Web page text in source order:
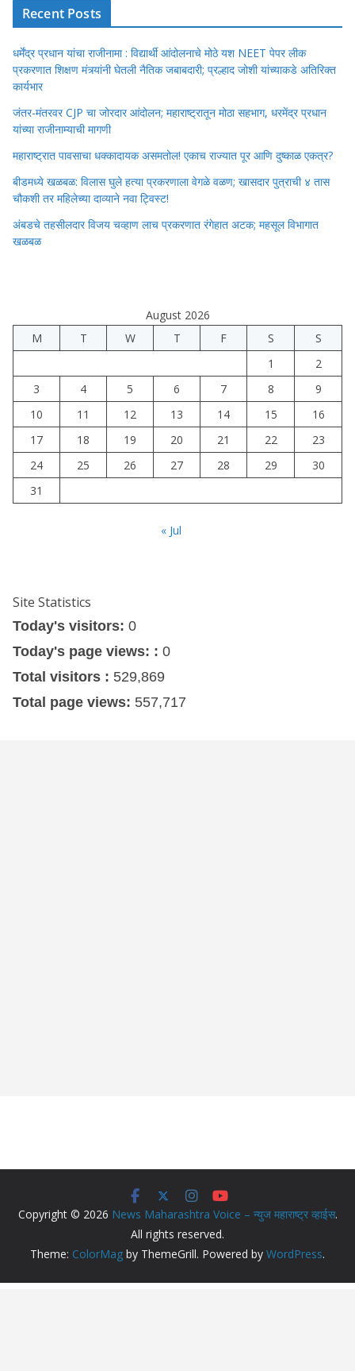
Recent Posts
धर्मेंद्र प्रधान यांचा राजीनामा : विद्यार्थी आंदोलनाचे मोठे यश NEET पेपर लीक
प्रकरणात शिक्षण मंत्र्यांनी घेतली नैतिक जबाबदारी; प्रल्हाद जोशी यांच्याकडे अतिरिक्त
कार्यभार
जंतर-मंतरवर CJP चा जोरदार आंदोलन; महाराष्ट्रातून मोठा सहभाग, धरमेंद्र प्रधान
यांच्या राजीनाम्याची मागणी
महाराष्ट्रात पावसाचा धक्कादायक असमतोल! एकाच राज्यात पूर आणि दुष्काळ एकत्र?
बीडमध्ये खळबळ: विलास घुले हत्या प्रकरणाला वेगळे वळण; खासदार पुत्राची ४ तास
चौकशी तर महिलेच्या दाव्याने नवा ट्विस्ट!
अंबडचे तहसीलदार विजय चव्हाण लाच प्रकरणात रंगेहात अटक; महसूल विभागात
खळबळ
August 2026
M
T W T F S
S
1
2
3
4 5 6 7 8
9
10
11 12 13 14 15
16
17
18 19 20 21 22
23
24
25 26 27 28 29
30
31
« Jul
Site Statistics
Today's visitors: 0
Today's page views: : 0
Total visitors : 529,869
Total page views: 557,717
Copyright © 2026 News Maharashtra Voice – न्युज महाराष्ट्र व्हाईस.
All rights reserved.
Theme: ColorMag by ThemeGrill. Powered by WordPress.